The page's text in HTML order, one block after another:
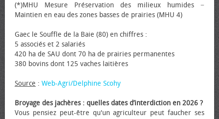
(*)MHU Mesure Préservation des milieux humides −
Maintien en eau des zones basses de prairies (MHU 4)
Gaec le Souffle de la Baie (80) en chiffres :
5 associés et 2 salariés
420 ha de SAU dont 70 ha de prairies permanentes
380 bovins dont 125 vaches laitières
Source : Web-Agri/Delphine Scohy
Broyage des jachères : quelles dates d’interdiction en 2026 ?
Vous pensiez peut-être qu'un agriculteur peut faucher ses